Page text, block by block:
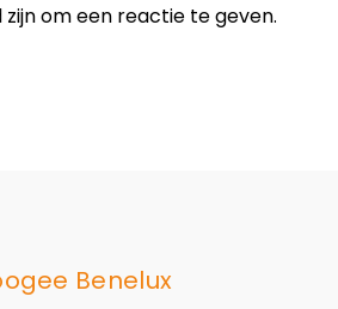
om een reactie te geven.
Benelux